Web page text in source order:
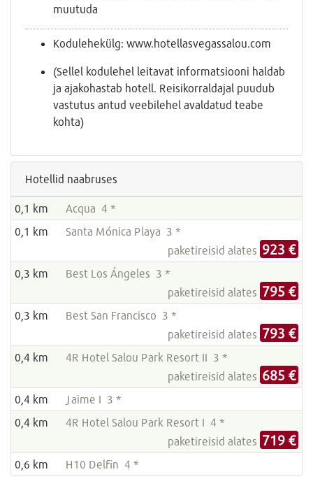
muutuda
Kodulehekülg: www.hotellasvegassalou.com
(Sellel kodulehel leitavat informatsiooni haldab
ja ajakohastab hotell. Reisikorraldajal puudub
vastutus antud veebilehel avaldatud teabe
kohta)
Hotellid naabruses
0,1 km
Acqua 4 *
0,1 km
Santa Mónica Playa 3 *
paketireisid alates 923 €
0,3 km
Best Los Ángeles 3 *
paketireisid alates 795 €
0,3 km
Best San Francisco 3 *
paketireisid alates 793 €
0,4 km
4R Hotel Salou Park Resort II 3 *
paketireisid alates 685 €
0,4 km
Jaime I 3 *
0,4 km
4R Hotel Salou Park Resort I 4 *
paketireisid alates 719 €
0,6 km H10 Delfin 4 *